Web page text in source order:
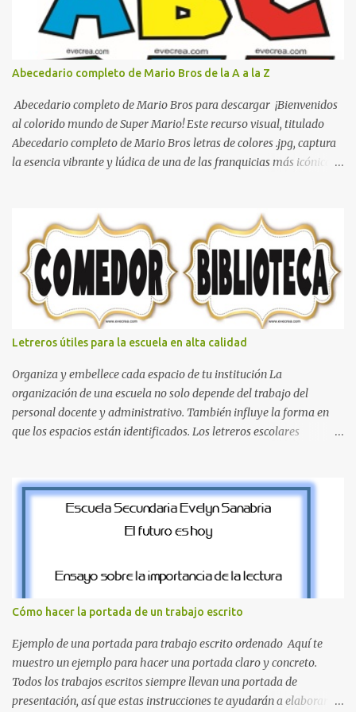
Abecedario completo de Mario Bros de la A a la Z
Abecedario completo de Mario Bros para descargar ¡Bienvenidos
al colorido mundo de Super Mario! Este recurso visual, titulado
Abecedario completo de Mario Bros letras de colores .jpg, captura
la esencia vibrante y lúdica de una de las franquicias más icónicas
tipografía clásica y robusta que los fans han reconocido por
décadas. En esta primera sección, el abecedario nos presenta:
Identidad Visual: Un diseño de bloques con bordes negros gruesos
que resaltan sobre cualquier fondo. Paleta de Colores: Una
secuencia dinámica que alterna entre el rojo de Mario, el verde de
Luigi, y los tonos azul y amarillo clásicos de los elementos del
juego. Contenido Actual: La imagen muestra la organización desde
la letra A hasta la M, estableciendo el estilo geométrico y divertido
que define a toda la colección. Primera parte del juego de letras
in...
Letreros útiles para la escuela en alta calidad
Organiza y embellece cada espacio de tu institución La
organización de una escuela no solo depende del trabajo del
personal docente y administrativo. También influye la forma en
que los espacios están identificados. Los letreros escolares
decorativo que hace que la institución luzca más ordenada,
moderna y acogedora. Pensando en esta necesidad, he diseñado
una colección de letreros útiles para la escuela con un estilo
cualquier institución educativa proyecte una imagen más
organizada y profesional. ¿Por qué son importantes los letreros
escolares? En una escuela conviven diariamente cientos de
personas. Para quienes visitan la institución por primera vez,
encontrar la biblioteca, la dirección o un aula específica puede
resultar c...
Cómo hacer la portada de un trabajo escrito
Ejemplo de una portada para trabajo escrito ordenado Aquí te
muestro un ejemplo para hacer una portada claro y concreto.
Todos los trabajos escritos siempre llevan una portada de
presentación, así que estas instrucciones te ayudarán a elaborar